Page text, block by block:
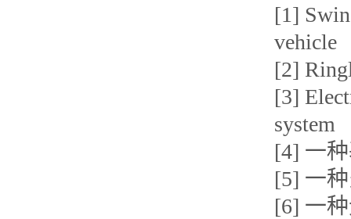
[1]
vehicle
[2]
[3]
system
[4] 一
[5] 一
[6] 一